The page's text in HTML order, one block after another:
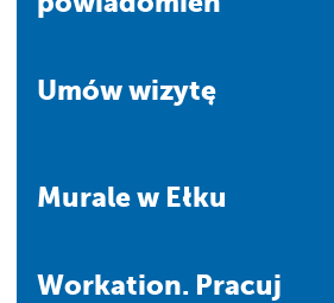
Umów wizytę
Murale w Ełku
Workation. Pracuj